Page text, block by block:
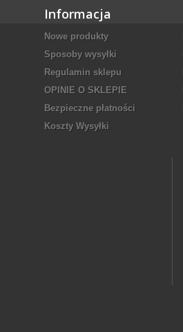
Informacja
Nowe produkty
Sposoby wysyłki
Regulamin sklepu
OPINIE O SKLEPIE
Bezpieczne płatności
Koszty Wysyłki